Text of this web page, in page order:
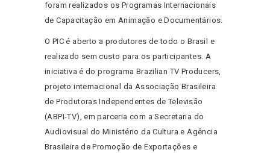
foram realizados os Programas Internacionais
de Capacitação em Animação e Documentários.
O PIC é aberto a produtores de todo o Brasil e
realizado sem custo para os participantes. A
iniciativa é do programa Brazilian TV Producers,
projeto internacional da Associação Brasileira
de Produtoras Independentes de Televisão
(ABPI-TV), em parceria com a Secretaria do
Audiovisual do Ministério da Cultura e Agência
Brasileira de Promoção de Exportações e